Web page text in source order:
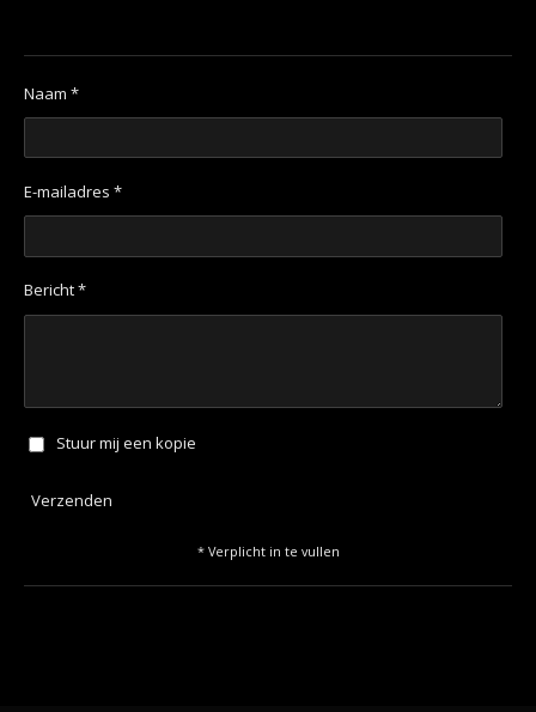
Naam *
E-mailadres *
Bericht *
Stuur mij een kopie
Verzenden
* Verplicht in te vullen